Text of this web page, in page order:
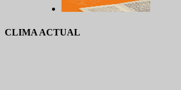
CLIMA ACTUAL